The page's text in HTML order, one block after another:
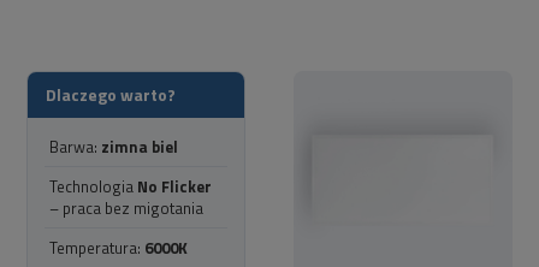
Dlaczego warto?
Barwa: zimna biel
Technologia No Flicker
– praca bez migotania
Temperatura: 6000K